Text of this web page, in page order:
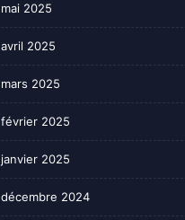
mai 2025
avril 2025
mars 2025
février 2025
janvier 2025
décembre 2024